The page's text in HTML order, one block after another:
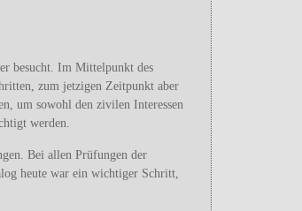
besucht. Im Mittelpunkt des
zum jetzigen Zeitpunkt aber
um sowohl den zivilen Interessen
werden.
Bei allen Prüfungen der
heute war ein wichtiger Schritt,